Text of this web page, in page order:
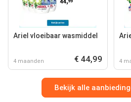
Ariel vloeibaar wasmiddel
4 maanden € 44,99 4
Bekijk alle